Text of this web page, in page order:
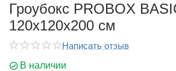
Гроубокс PROBOX
120х120х200 см
Написать отзыв
В наличии